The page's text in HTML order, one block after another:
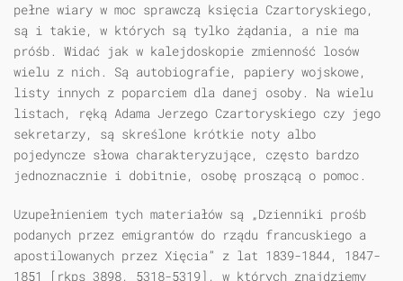
pełne wiary w moc sprawczą księcia Czartoryskiego,
są i takie, w których są tylko żądania, a nie ma
próśb. Widać jak w kalejdoskopie zmienność losów
wielu z nich. Są autobiografie, papiery wojskowe,
listy innych z poparciem dla danej osoby. Na wielu
listach, ręką Adama Jerzego Czartoryskiego czy jego
sekretarzy, są skreślone krótkie noty albo
pojedyncze słowa charakteryzujące, często bardzo
jednoznacznie i dobitnie, osobę proszącą o pomoc.
Uzupełnieniem tych materiałów są „Dzienniki prośb
podanych przez emigrantów do rządu francuskiego a
apostilowanych przez Xięcia” z lat 1839-1844, 1847-
1851 [rkps 3898, 5318-5319], w których znajdziemy